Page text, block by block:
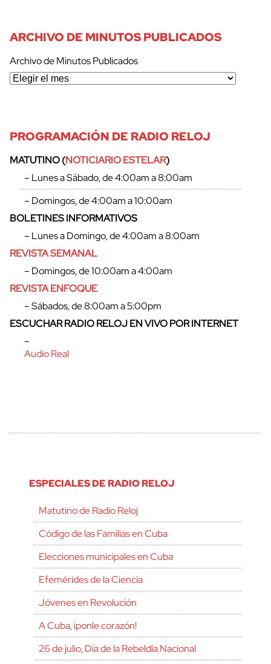
cerrar
ARCHIVO DE MINUTOS PUBLICADOS
Archivo de Minutos Publicados
PROGRAMACIÓN DE RADIO RELOJ
MATUTINO (NOTICIARIO ESTELAR)
– Lunes a Sábado, de 4:00am a 8:00am
– Domingos, de 4:00am a 10:00am
BOLETINES INFORMATIVOS
– Lunes a Domingo, de 4:00am a 8:00am
REVISTA SEMANAL
– Domingos, de 10:00am a 4:00am
REVISTA ENFOQUE
– Sábados, de 8:00am a 5:00pm
ESCUCHAR RADIO RELOJ EN VIVO POR INTERNET
–
Audio Real
ESPECIALES DE RADIO RELOJ
Matutino de Radio Reloj
Código de las Familias en Cuba
Elecciones municipales en Cuba
Efemérides de la Ciencia
Jóvenes en Revolución
A Cuba, ¡ponle corazón!
26 de julio, Día de la Rebeldía Nacional